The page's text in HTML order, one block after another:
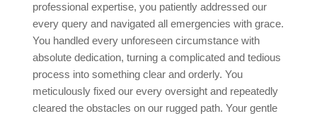
professional expertise, you patiently addressed our
every query and navigated all emergencies with grace.
You handled every unforeseen circumstance with
absolute dedication, turning a complicated and tedious
process into something clear and orderly. You
meticulously fixed our every oversight and repeatedly
cleared the obstacles on our rugged path. Your gentle